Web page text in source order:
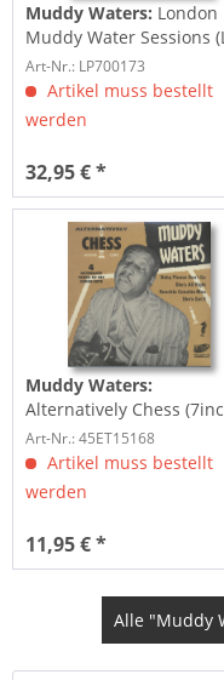
Muddy Waters: London
Muddy Water Sessions
180g Vinyl, Ltd.)
Art-Nr.: LP700173
Artikel muss bestellt
werden
32,95 € *
Muddy Waters:
Alternatively Chess
EP, 45rpm)
Art-Nr.: 45ET15168
Artikel muss bestellt
werden
11,95 € *
Alle "Muddy